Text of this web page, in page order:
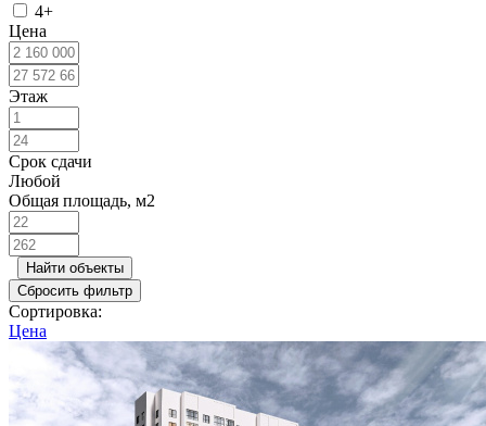
4+
Цена
Этаж
Срок сдачи
Любой
Общая площадь, м2
Найти объекты
Сбросить фильтр
Сортировка:
Цена